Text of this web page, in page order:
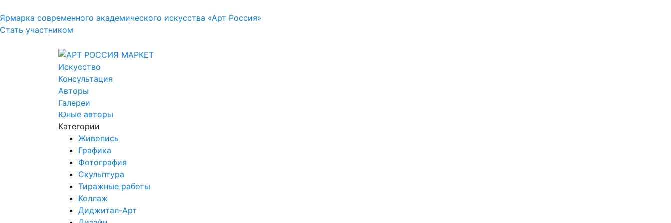
Ярмарка современного академического искусства «Арт Россия»
Стать участником
Искусство
Консультация
Авторы
Галереи
Юные авторы
Категории
Живопись
Графика
Фотография
Скульптура
Тиражные работы
Коллаж
Диджитал-Арт